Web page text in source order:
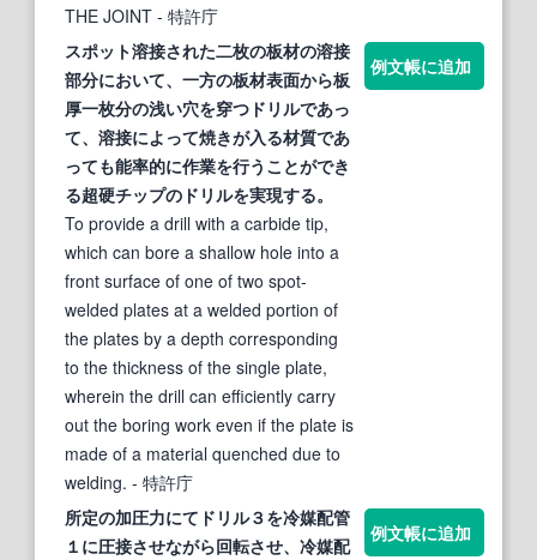
THE JOINT - 特許庁
スポット溶接された二枚の板材の溶接
部分において、一方の板材表面から板
厚一枚分の浅い穴を穿つ ドリルであっ
て、 溶接によって焼きが入る材質であ
っても能率的に作業を行うことができ
る超硬チップの ドリルを実現する。
To provide a drill with a carbide tip,
which can bore a shallow hole into a
front surface of one of two spot-
welded plates at a welded portion of
the plates by a depth corresponding
to the thickness of the single plate,
wherein the drill can efficiently carry
out the boring work even if the plate is
made of a material quenched due to
welding. - 特許庁
例文帳に追加
所定の加圧力にて ドリル３を冷媒配管
１に圧接させながら回転させ、冷媒配
例文帳に追加